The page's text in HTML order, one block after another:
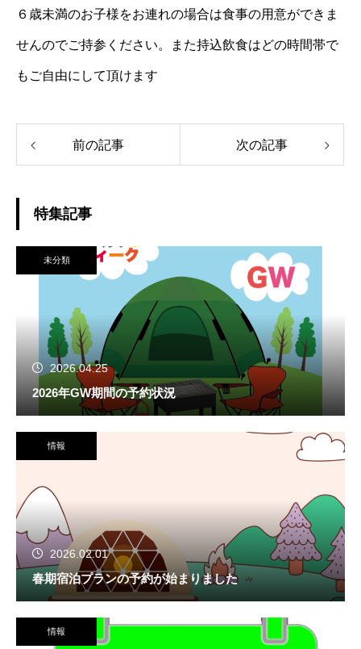
６歳未満のお子様をお連れの場合は食事の用意ができま
せんのでご持参ください。また持込飲食はどの時間帯で
もご自由にして頂けます
前の記事 次の記事
特集記事
未分類
2026.04.25
2026年GW期間の予約状況
情報
2026.02.01
春期宿泊プランの予約が始まりました
情報